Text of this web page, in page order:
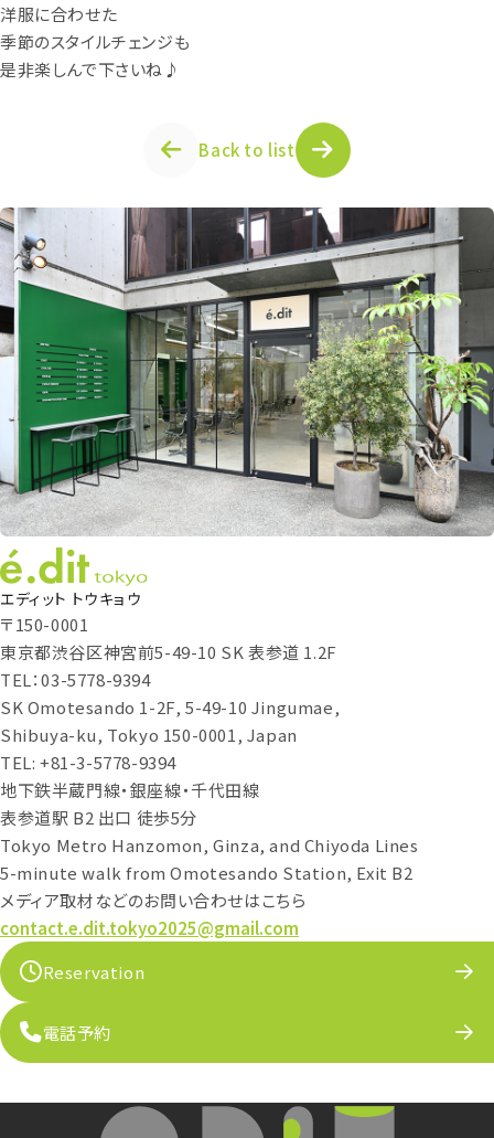
洋服に合わせた
季節のスタイルチェンジも
是非楽しんで下さいね♪
Back to list
エディット トウキョウ
〒150-0001
東京都渋谷区神宮前5-49-10 SK 表参道 1.2F
TEL：03-5778-9394
SK Omotesando 1-2F, 5-49-10 Jingumae,
Shibuya-ku, Tokyo 150-0001, Japan
TEL: +81-3-5778-9394
地下鉄半蔵門線・銀座線・千代田線
表参道駅 B2 出口 徒歩5分
Tokyo Metro Hanzomon, Ginza, and Chiyoda Lines
5-minute walk from Omotesando Station, Exit B2
メディア取材などのお問い合わせはこちら
contact.e.dit.tokyo2025@gmail.com
Reservation
電話予約